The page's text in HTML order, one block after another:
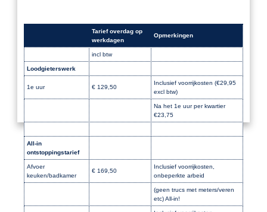
Tarief overdag op
werkdagen
Opmerkingen
incl btw
Loodgieterswerk
1e uur € 129,50
Inclusief voorrijkosten (€29,95
excl btw)
Na het 1e uur per kwartier
€23,75
All-in
ontstoppingstarief
Afvoer
keuken/badkamer
€ 169,50
Inclusief voorrijkosten,
onbeperkte arbeid
(geen trucs met meters/veren
etc) All-in!